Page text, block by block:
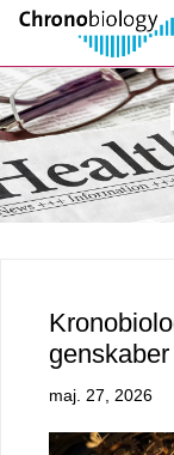
maj. 27, 2026